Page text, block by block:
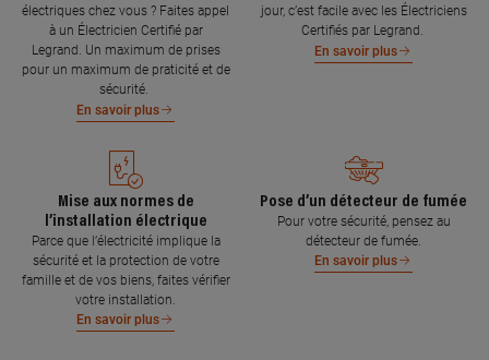
électriques chez vous ? Faites appel
à un Électricien Certifié par
Legrand. Un maximum de prises
pour un maximum de praticité et de
sécurité.
En savoir plus
jour, c’est facile avec les Électriciens
Certifiés par Legrand.
En savoir plus
Mise aux normes de
l’installation électrique
Parce que l’électricité implique la
sécurité et la protection de votre
famille et de vos biens, faites vérifier
votre installation.
En savoir plus
Pose d’un détecteur de fumée
Pour votre sécurité, pensez au
détecteur de fumée.
En savoir plus